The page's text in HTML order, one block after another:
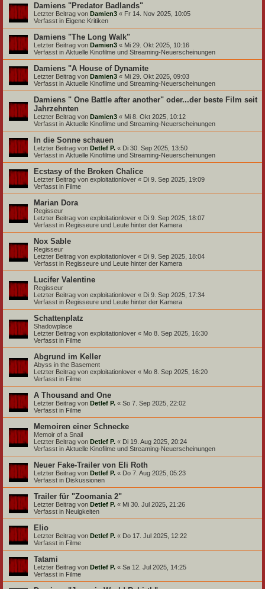
Damiens "Predator Badlands"
Letzter Beitrag von Damien3 « Fr 14. Nov 2025, 10:05
Verfasst in Eigene Kritiken
Damiens "The Long Walk"
Letzter Beitrag von Damien3 « Mi 29. Okt 2025, 10:16
Verfasst in Aktuelle Kinofilme und Streaming-Neuerscheinungen
Damiens "A House of Dynamite
Letzter Beitrag von Damien3 « Mi 29. Okt 2025, 09:03
Verfasst in Aktuelle Kinofilme und Streaming-Neuerscheinungen
Damiens " One Battle after another" oder...der beste Film seit
Jahrzehnten
Letzter Beitrag von Damien3 « Mi 8. Okt 2025, 10:12
Verfasst in Aktuelle Kinofilme und Streaming-Neuerscheinungen
In die Sonne schauen
Letzter Beitrag von Detlef P. « Di 30. Sep 2025, 13:50
Verfasst in Aktuelle Kinofilme und Streaming-Neuerscheinungen
Ecstasy of the Broken Chalice
Letzter Beitrag von exploitationlover « Di 9. Sep 2025, 19:09
Verfasst in Filme
Marian Dora
Regisseur
Letzter Beitrag von exploitationlover « Di 9. Sep 2025, 18:07
Verfasst in Regisseure und Leute hinter der Kamera
Nox Sable
Regisseur
Letzter Beitrag von exploitationlover « Di 9. Sep 2025, 18:04
Verfasst in Regisseure und Leute hinter der Kamera
Lucifer Valentine
Regisseur
Letzter Beitrag von exploitationlover « Di 9. Sep 2025, 17:34
Verfasst in Regisseure und Leute hinter der Kamera
Schattenplatz
Shadowplace
Letzter Beitrag von exploitationlover « Mo 8. Sep 2025, 16:30
Verfasst in Filme
Abgrund im Keller
Abyss in the Basement
Letzter Beitrag von exploitationlover « Mo 8. Sep 2025, 16:20
Verfasst in Filme
A Thousand and One
Letzter Beitrag von Detlef P. « So 7. Sep 2025, 22:02
Verfasst in Filme
Memoiren einer Schnecke
Memoir of a Snail
Letzter Beitrag von Detlef P. « Di 19. Aug 2025, 20:24
Verfasst in Aktuelle Kinofilme und Streaming-Neuerscheinungen
Neuer Fake-Trailer von Eli Roth
Letzter Beitrag von Detlef P. « Do 7. Aug 2025, 05:23
Verfasst in Diskussionen
Trailer für "Zoomania 2"
Letzter Beitrag von Detlef P. « Mi 30. Jul 2025, 21:26
Verfasst in Neuigkeiten
Elio
Letzter Beitrag von Detlef P. « Do 17. Jul 2025, 12:22
Verfasst in Filme
Tatami
Letzter Beitrag von Detlef P. « Sa 12. Jul 2025, 14:25
Verfasst in Filme